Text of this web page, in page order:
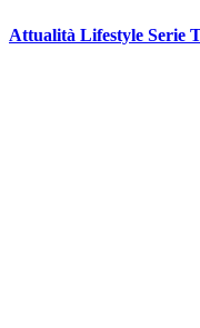
Attualità Lifestyle Serie